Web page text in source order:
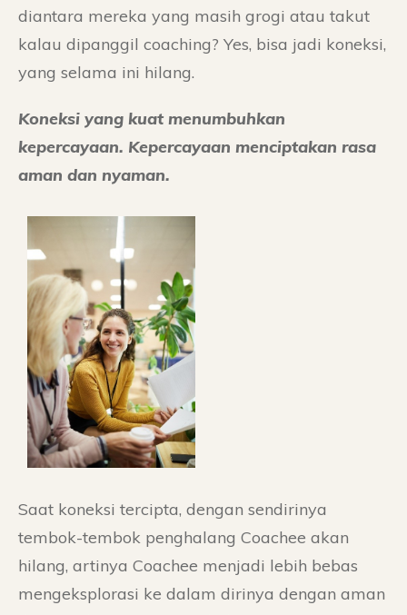
diantara mereka yang masih grogi atau takut
kalau dipanggil coaching? Yes, bisa jadi koneksi,
yang selama ini hilang.
Koneksi yang kuat menumbuhkan
kepercayaan. Kepercayaan menciptakan rasa
aman dan nyaman.
Saat koneksi tercipta, dengan sendirinya
tembok-tembok penghalang Coachee akan
hilang, artinya Coachee menjadi lebih bebas
mengeksplorasi ke dalam dirinya dengan aman